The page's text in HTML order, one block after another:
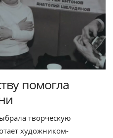
помогла
творческую
художником-